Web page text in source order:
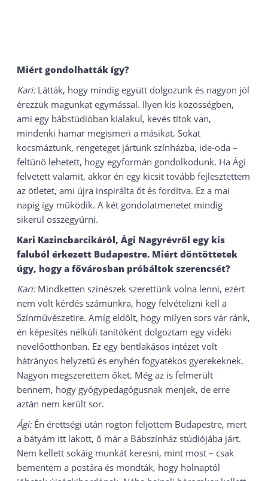
Miért gondolhatták így?
Kari: Látták, hogy mindig együtt dolgozunk és nagyon jól
érezzük magunkat egymással. Ilyen kis közösségben,
ami egy bábstúdióban kialakul, kevés titok van,
mindenki hamar megismeri a másikat. Sokat
kocsmáztunk, rengeteget jártunk színházba, ide-oda –
feltűnő lehetett, hogy egyformán gondolkodunk. Ha Ági
felvetett valamit, akkor én egy kicsit tovább fejlesztettem
az ötletet, ami újra inspirálta őt és fordítva. Ez a mai
napig így működik. A két gondolatmenetet mindig
sikerül összegyúrni.
Kari Kazincbarcikáról, Ági Nagyrévről egy kis
faluból érkezett Budapestre. Miért döntöttetek
úgy, hogy a fővárosban próbáltok szerencsét?
Kari: Mindketten színészek szerettünk volna lenni, ezért
nem volt kérdés számunkra, hogy felvételizni kell a
Színművészetire. Amíg eldőlt, hogy milyen sors vár ránk,
én képesítés nélküli tanítóként dolgoztam egy vidéki
nevelőotthonban. Ez egy bentlakásos intézet volt
hátrányos helyzetű és enyhén fogyatékos gyerekeknek.
Nagyon megszerettem őket. Még az is felmerült
bennem, hogy gyógypedagógusnak menjek, de erre
aztán nem került sor.
Ági: Én érettségi után rögtön feljöttem Budapestre, mert
a bátyám itt lakott, ő már a Bábszínház stúdiójába járt.
Nem kellett sokáig munkát keresni, mint most – csak
bementem a postára és mondták, hogy holnaptól